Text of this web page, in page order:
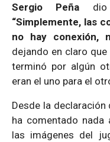
Sergio Peña
“Simplemente, las
no hay conexión,
dejando en claro
terminó por algún
eran el uno para el
Desde la declaración
ha comentado nada
las imágenes del